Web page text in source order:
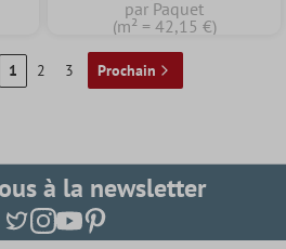
par Paquet
(m² = 42,15 €)
1 2 3 Prochain
à la newsletter